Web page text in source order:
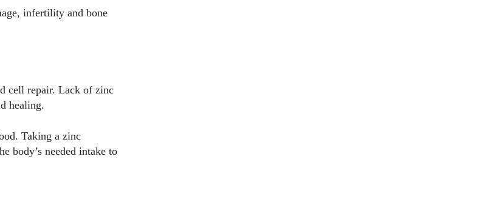
infertility and bone
cell repair. Lack of zinc
healing.
Taking a zinc
body’s needed intake to